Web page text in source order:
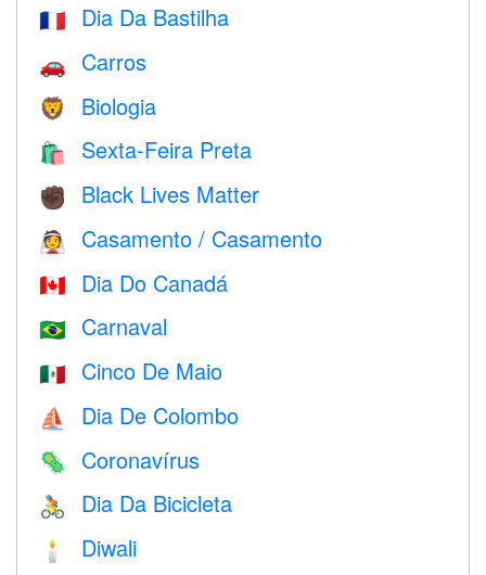
🇫🇷 Dia Da Bastilha
🚗 Carros
🦁 Biologia
🛍 Sexta-Feira Preta
✊🏿 Black Lives Matter
👰 Casamento / Casamento
🇨🇦 Dia Do Canadá
🇧🇷 Carnaval
🇲🇽 Cinco De Maio
⛵️ Dia De Colombo
🦠 Coronavírus
🚴 Dia Da Bicicleta
🕯 Diwali